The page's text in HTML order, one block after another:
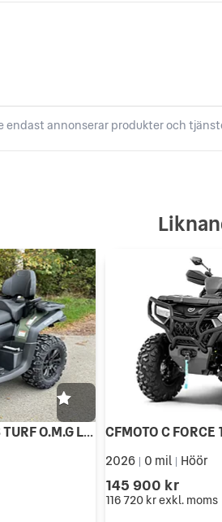
annonserar produkter och
CFMOTO C FORCE 625 EPS TURF O.M.G LEVERANS PLOGKAMPANJ CFMOTO C
2026 | 0 mil | Höör
145 900 kr
116 720 krexkl. moms